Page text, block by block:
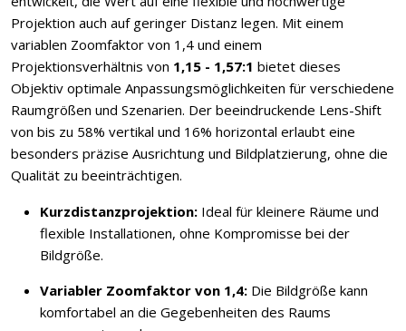
Projektion auch auf geringer Distanz legen. Mit einem
variablen Zoomfaktor von 1,4 und einem
Projektionsverhältnis von 1,15 - 1,57:1 bietet dieses
Objektiv optimale Anpassungsmöglichkeiten für verschiedene
Raumgrößen und Szenarien. Der beeindruckende Lens-Shift
von bis zu 58% vertikal und 16% horizontal erlaubt eine
besonders präzise Ausrichtung und Bildplatzierung, ohne die
Qualität zu beeinträchtigen.
Kurzdistanzprojektion: Ideal für kleinere Räume und
flexible Installationen, ohne Kompromisse bei der
Bildgröße.
Variabler Zoomfaktor von 1,4: Die Bildgröße kann
komfortabel an die Gegebenheiten des Raums